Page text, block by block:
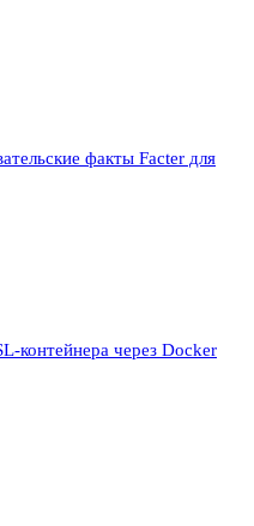
факты Facter для
контейнера через Docker